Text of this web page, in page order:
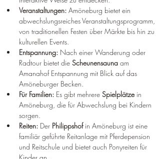
Veranstaltungen: Amöneburg bietet ein
abwechslungsreiches Veranstaltungsprogramm,
von traditionellen Festen über Märkte bis hin zu
kulturellen Events.
Entspannung: Nach einer Wanderung oder
Radtour bietet die Scheunensauna am
Amanahof Entspannung mit Blick auf das
Amöneburger Becken.
Für Familien: Es gibt mehrere Spielplätze in
Amöneburg, die für Abwechslung bei Kindern
sorgen.
Reiten: Der Philippshof in Amöneburg ist eine
familiär geführte Reitanlage mit Pferdepension
und Reitschule und bietet auch Ponyreiten für